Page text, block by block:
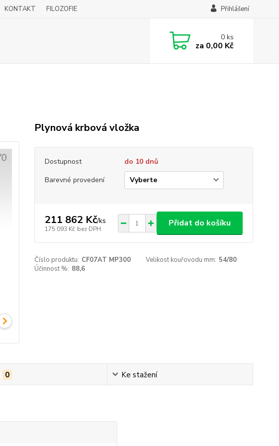
KONTAKT FILOZOFIE Přihlášení
0ks
za 0,00 Kč
Plynová krbová vložka
Dostupnost
do 10 dnů
Barevné provedení
211 862 Kč/ks
175 093 Kč bez DPH
Přidat do košíku
Číslo produktu: CF07AT MP300 Velikost kouřovodu mm: 54/80
Účinnost %: 88,6
0 Ke stažení